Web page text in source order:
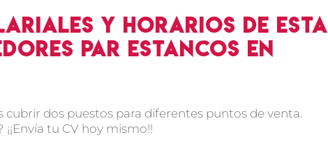
y horarios de esta
par estancos en
dos puestos para diferentes puntos de venta.
tu CV hoy mismo!!